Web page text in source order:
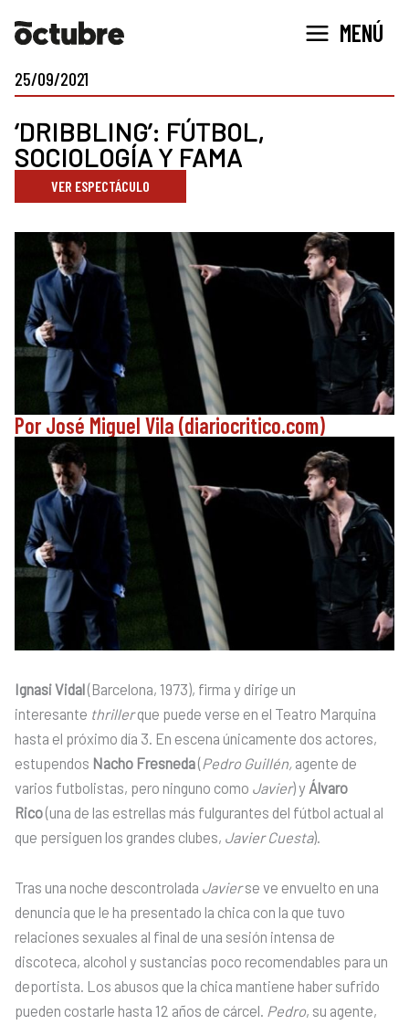
MENÚ
25/09/2021
‘DRIBBLING’: FÚTBOL,
SOCIOLOGÍA Y FAMA
VER ESPECTÁCULO
Por José Miguel Vila (diariocritico.com)
Ignasi Vidal(Barcelona, 1973), firma y dirige un
interesante thrillerque puede verse en el Teatro Marquina
hasta el próximo día 3. En escena únicamente dos actores,
estupendos Nacho Fresneda(Pedro Guillén, agente de
varios futbolistas, pero ninguno como Javier) y Álvaro
Rico(una de las estrellas más fulgurantes del fútbol actual al
que persiguen los grandes clubes, JavierCuesta).
Tras una noche descontrolada Javierse ve envuelto en una
denuncia que le ha presentado la chica con la que tuvo
relaciones sexuales al final de una sesión intensa de
discoteca, alcohol y sustancias poco recomendables para un
deportista. Los abusos que la chica mantiene haber sufrido
pueden costarle hasta 12 años de cárcel. Pedro, su agente,